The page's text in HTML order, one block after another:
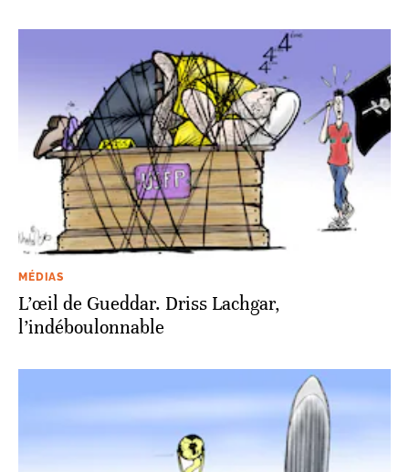
MÉDIAS
L’œil de Gueddar. Driss Lachgar,
l’indéboulonnable